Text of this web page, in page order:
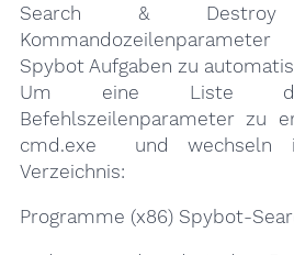
Search &
Spybot Aufgaben zu
Um eine Liste der
Befehlszeilenparameter zu
cmd.exe und wechseln
Verzeichnis:
Programme (x86) Spybot-